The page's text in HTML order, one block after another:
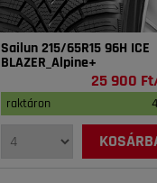
Sailun 215/65R15 96H ICE
BLAZER_Alpine+
25 900
raktáron